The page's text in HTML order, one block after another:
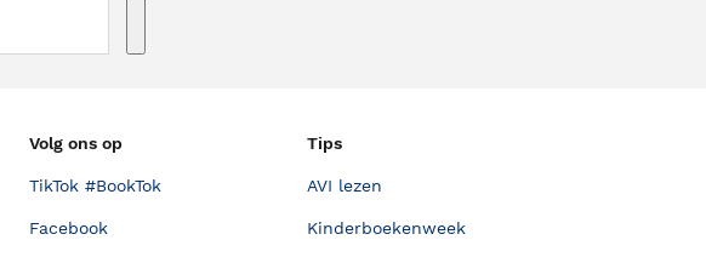
Volg ons op
TikTok #BookTok
Facebook
Tips
AVI lezen
Kinderboekenweek